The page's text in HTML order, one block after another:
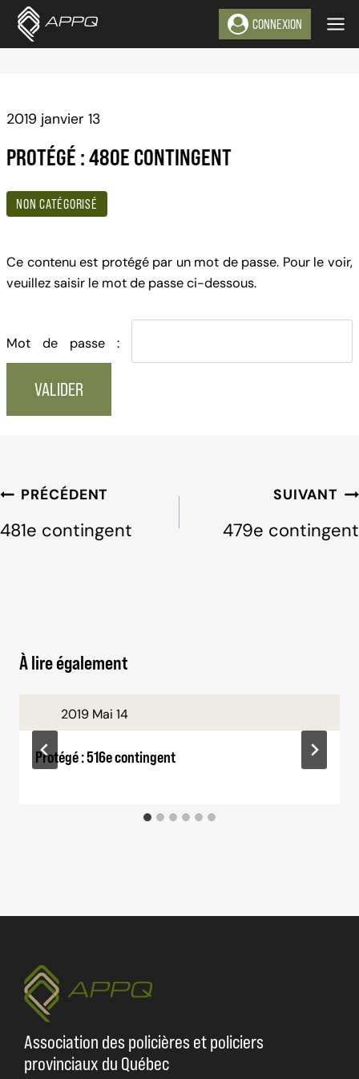
Aller
CONNEXION
NON CATÉGORISÉ
PROTÉGÉ : 480E CONTINGENT
2019 janvier 13
Ce contenu est protégé par un mot de passe. Pour le voir,
veuillez saisir le mot de passe ci-dessous.
Mot de passe :
Navigation
l'article
PRÉCÉDENT
481e contingent
SUIVANT
479e contingent
À lire également
2019 Mai 14
Protégé : 516e contingent
Association des policières et policiers
provinciaux du Québec